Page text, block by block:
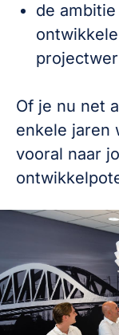
de
Of je nu net
enkele jaren
vooral naar